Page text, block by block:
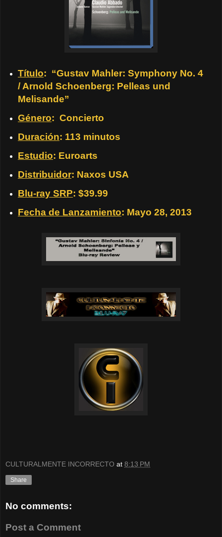
Título: “Gustav Mahler: Symphony No. 4
/ Arnold Schoenberg: Pelleas und
Melisande”
Género: Concierto
Duración: 113 minutos
Estudio: Euroarts
Distribuidor: Naxos USA
Blu-ray SRP: $39.99
Fecha de Lanzamiento: Mayo 28, 2013
CULTURALMENTE INCORRECTO at 8:13 PM
Share
No comments:
Post a Comment